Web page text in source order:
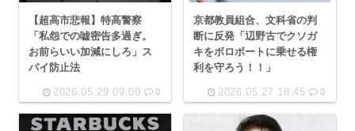
【超高市悲報】特高警察
「私怨での嘘密告多過ぎ。
お前らいい加減にしろ」ス
パイ防止法
2026.05.29 09:00 0
京都教員組合、文科省の判
断に反発「辺野古でクソガ
キをボロボートに乗せる権
利を守ろう！！」
2026.05.27 18:45 0